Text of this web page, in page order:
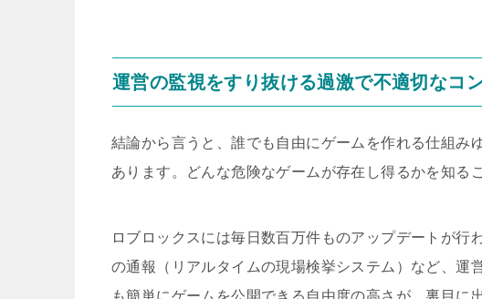
運営の監視をすり抜ける過激で不適切なコ
結論から言うと、誰でも自由にゲームを作れる仕組み
あります。どんな危険なゲームが存在し得るかを知る
ロブロックスには毎日数百万件ものアップデートが行
の通報（リアルタイムの現場検挙システム）など、運
も簡単にゲームを公開できる自由度の高さが、裏目に